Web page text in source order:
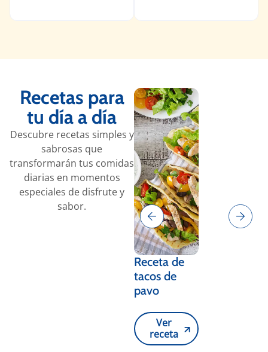
Recetas para
tu día a día
Descubre recetas simples y
sabrosas que
transformarán tus comidas
diarias en momentos
especiales de disfrute y
sabor.
Receta de
tacos de
pavo
Ver
receta